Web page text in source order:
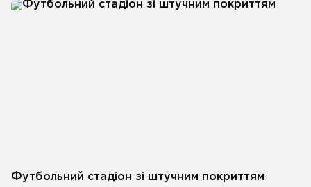
Футбольний стадіон зі штучним покриттям